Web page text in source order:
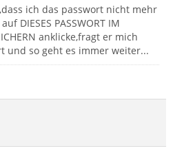
ich das passwort nicht mehr
DIESES PASSWORT IM
anklicke,fragt er mich
und so geht es immer weiter...